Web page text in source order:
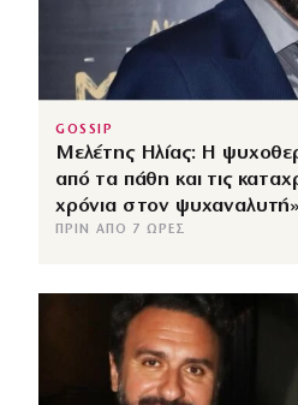
GOSSIP
Μελέτης Ηλίας: Η
από τα πάθη και τις
χρόνια στον ψυχαναλυτή»
ΠΡΙΝ ΑΠΌ 7 ΏΡΕΣ